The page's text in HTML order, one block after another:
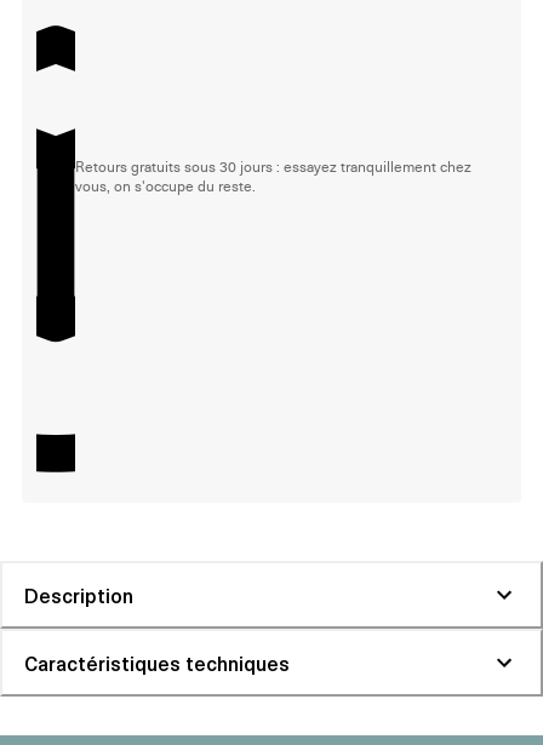
Retours gratuits sous 30 jours : essayez tranquillement chez
vous, on s'occupe du reste.
Description
Caractéristiques techniques